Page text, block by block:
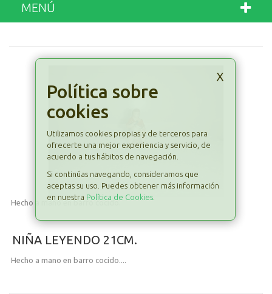
MENÚ
x
Política sobre
cookies
Utilizamos cookies propias y de terceros para
ofrecerte una mejor experiencia y servicio, de
acuerdo a tus hábitos de navegación.
Si continúas navegando, consideramos que
aceptas su uso. Puedes obtener más información
en nuestra Política de Cookies
Hecho a mano en barro cocido.
NIÑA LEYENDO 21CM.
Hecho a mano en barro cocido....